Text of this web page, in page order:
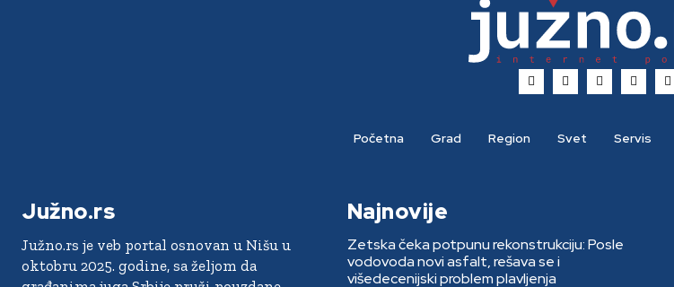
Početna Grad Region Svet Servis
Južno.rs
Južno.rs je veb portal osnovan u Nišu u
oktobru 2025. godine, sa željom da
Najnovije
Zetska čeka potpunu rekonstrukciju: Posle
vodovoda novi asfalt, rešava se i
višedecenijski problem plavljenja